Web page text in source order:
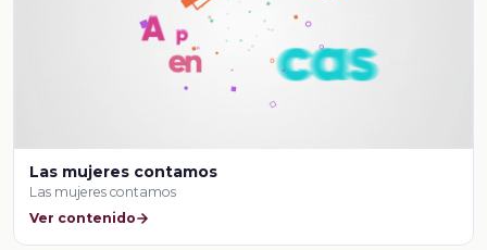
Las mujeres contamos
Las mujeres contamos
Ver contenido